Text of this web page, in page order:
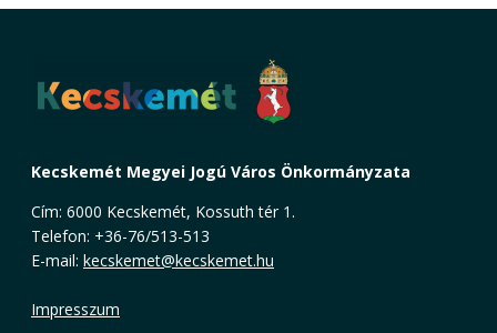
Kecskemét Megyei Jogú Város Önkormányzata
Cím: 6000 Kecskemét, Kossuth tér 1.
Telefon: +36-76/513-513
E-mail: kecskemet@kecskemet.hu
Impresszum